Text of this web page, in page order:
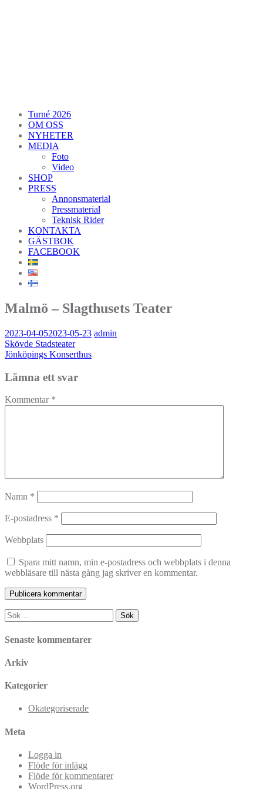
Turné 2026
OM OSS
NYHETER
MEDIA
Foto
Video
SHOP
PRESS
Annonsmaterial
Pressmaterial
Teknisk Rider
KONTAKTA
GÄSTBOK
FACEBOOK
Malmö – Slagthusets Teater
2023-04-052023-05-23 admin
Inläggsnavigering
Skövde Stadsteater
Jönköpings Konserthus
Lämna ett svar
Kommentar *
Namn *
E-postadress *
Webbplats
Spara mitt namn, min e-postadress och webbplats i denna
webbläsare till nästa gång jag skriver en kommentar.
Sök
efter:
Senaste kommentarer
Arkiv
Kategorier
Okategoriserade
Meta
Logga in
Flöde för inlägg
Flöde för kommentarer
WordPress.org